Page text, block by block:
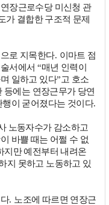
장근로수당 미신청 관
가 결합한 구조적 문제
로 지목한다. 이마트 점
서에서 “매년 인력이
일하고 있다”고 호소
등에는 연장근무가 당연
이 굳어졌다는 것이다.
노동자수가 감소하고
바쁠 때는 어쩔 수 없
지만 예전부터 내려온
지 못하고 노동하고 있
. 노조에 따르면 연장근